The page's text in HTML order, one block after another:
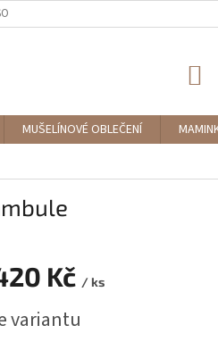
ÚDAJŮ
MUŠELÍNOVÉ OBLEČENÍ
Kč / ks
variantu